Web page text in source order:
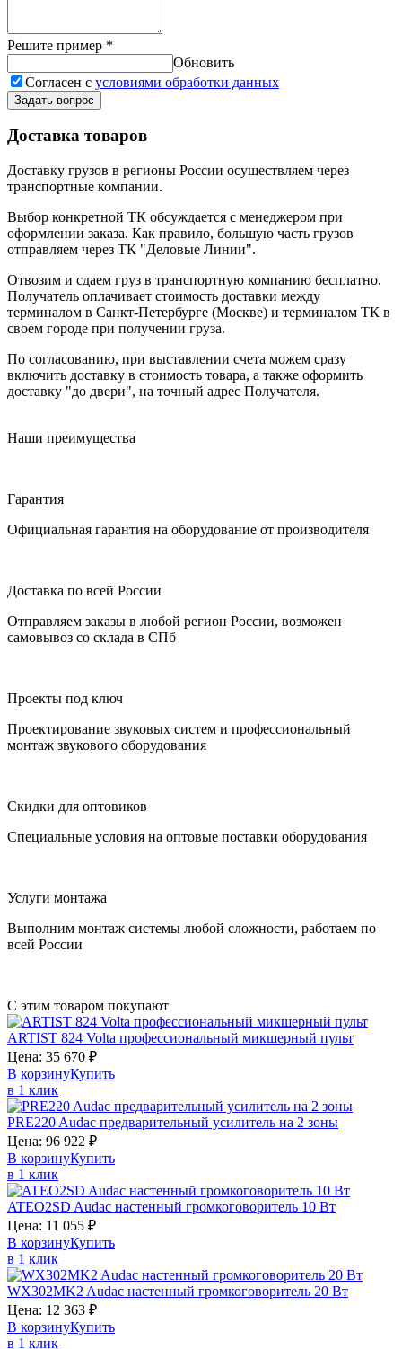
Решите пример *
Обновить
Согласен с условиями обработки данных
Задать вопрос
Доставка товаров
Доставку грузов в регионы России осуществляем через
транспортные компании.
Выбор конкретной ТК обсуждается с менеджером при
оформлении заказа. Как правило, большую часть грузов
отправляем через ТК "Деловые Линии".
Отвозим и сдаем груз в транспортную компанию бесплатно.
Получатель оплачивает стоимость доставки между
терминалом в Санкт-Петербурге (Москве) и терминалом ТК в
своем городе при получении груза.
По согласованию, при выставлении счета можем сразу
включить доставку в стоимость товара, а также оформить
доставку "до двери", на точный адрес Получателя.
Наши преимущества
Гарантия
Официальная гарантия на оборудование от производителя
Доставка по всей России
Отправляем заказы в любой регион России, возможен
самовывоз со склада в СПб
Проекты под ключ
Проектирование звуковых систем и профессиональный
монтаж звукового оборудования
Скидки для оптовиков
Специальные условия на оптовые поставки оборудования
Услуги монтажа
Выполним монтаж системы любой сложности, работаем по
всей России
С этим товаром покупают
ARTIST 824 Volta профессиональный микшерный пульт
Цена: 35 670 ₽
В корзинуКупить
в 1 клик
PRE220 Audac предварительный усилитель на 2 зоны
Цена: 96 922 ₽
В корзинуКупить
в 1 клик
ATEO2SD Audac настенный громкоговоритель 10 Вт
Цена: 11 055 ₽
В корзинуКупить
в 1 клик
WX302MK2 Audac настенный громкоговоритель 20 Вт
Цена: 12 363 ₽
В корзинуКупить
в 1 клик